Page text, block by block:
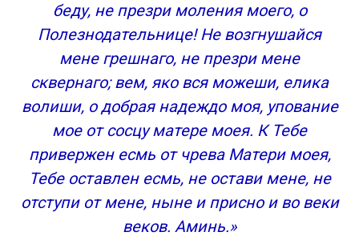
беду, не презри моления моего, о
Полезнодательнице! Не возгнушайся
мене грешнаго, не презри мене
сквернаго; вем, яко вся можеши, елика
волиши, о добрая надеждо моя, упование
мое от сосцу матере моея. К Тебе
привержен есмь от чрева Матери моея,
Тебе оставлен есмь, не остави мене, не
отступи от мене, ныне и присно и во веки
веков. Аминь.»